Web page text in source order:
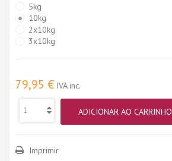
5kg
10kg
2x10kg
3x10kg
79,95 € IVA inc.
ADICIONAR AO CARRINHO
Imprimir